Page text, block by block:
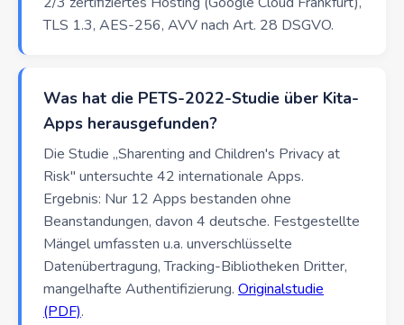
TLS 1.3, AES-256, AVV nach Art. 28 DSGVO.
Was hat die PETS-2022-Studie über Kita-
Apps herausgefunden?
Die Studie „Sharenting and Children's Privacy at
Risk" untersuchte 42 internationale Apps.
Ergebnis: Nur 12 Apps bestanden ohne
Beanstandungen, davon 4 deutsche. Festgestellte
Mängel umfassten u.a. unverschlüsselte
Datenübertragung, Tracking-Bibliotheken Dritter,
mangelhafte Authentifizierung. Originalstudie
(PDF).